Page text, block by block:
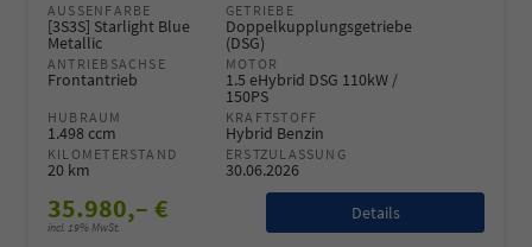
AUSSENFARBE
[3S3S] Starlight Blue
Metallic
GETRIEBE
Doppelkupplungsgetriebe
(DSG)
ANTRIEBSACHSE
Frontantrieb
MOTOR
1.5 eHybrid DSG 110kW /
150PS
HUBRAUM
1.498 ccm
KRAFTSTOFF
Hybrid Benzin
KILOMETERSTAND
20 km
ERSTZULASSUNG
30.06.2026
35.980,– €
incl. 19% MwSt.
Details